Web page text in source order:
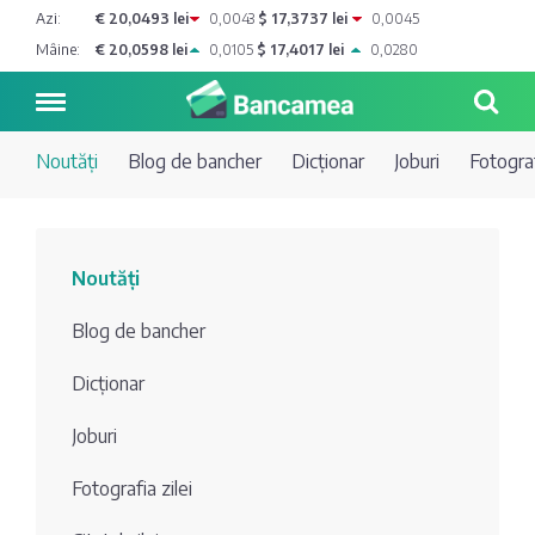
Azi: € 20,0493 lei 0,0043 $ 17,3737 lei
0,0045
Mâine:
€ 20,0598 lei 0,0105 $ 17,4017 lei 0,0280
bancher
Joburi
Depozite
Comerțbank
Energbank
întrebare?
Noutăți Blog de bancher Dicționar Joburi
Noutăți
Blog de bancher
Dicționar
Joburi
Fotografia zilei